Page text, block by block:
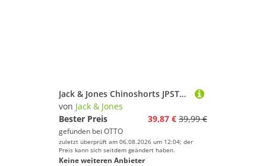
Jack & Jones Chinoshorts JPSTACE SUMMER LINEN BLEND aus Baumwollmix
von Jack & Jones
Bester Preis
39,87 € 39,99 €
gefunden bei OTTO
zuletzt überprüft am 06.08.2026 um 12:04; der
Preis kann sich seitdem geändert haben.
Keine weiteren Anbieter